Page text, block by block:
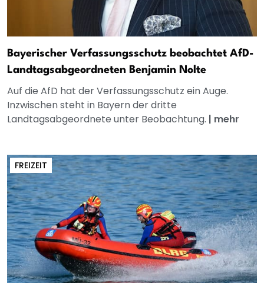
Bayerischer Verfassungsschutz beobachtet AfD-
Landtagsabgeordneten Benjamin Nolte
Auf die AfD hat der Verfassungsschutz ein Auge.
Inzwischen steht in Bayern der dritte
Landtagsabgeordnete unter Beobachtung. | mehr
FREIZEIT